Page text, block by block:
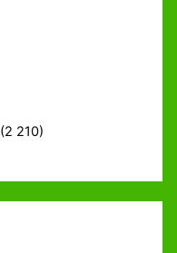
(2 210)